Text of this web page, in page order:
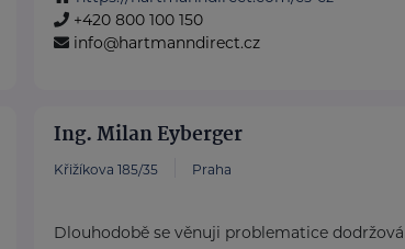
+420 800 100 150
info@hartmanndirect.cz
Ing. Milan Eyberger
Křižíkova 185/35 Praha
Dlouhodobě se věnuji problematice